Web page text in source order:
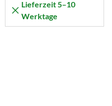
Lieferzeit 5–10
Werktage